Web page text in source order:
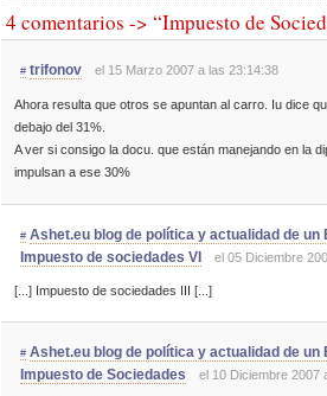
4 comentarios -> “Impuesto de
# trifonov el 15 Marzo 2007 a las 23:14:38
Ahora resulta que otros se apuntan al carro. Iu dice
debajo del 31%.
A ver si consigo la docu. que están manejando en la
impulsan a ese 30%
# Ashet.eu blog de política y actualidad de un
Impuesto de sociedades VI
el 05 Diciembre
[...] Impuesto de sociedades III [...]
# Ashet.eu blog de política y actualidad de un
Impuesto de Sociedades
el 10 Diciembre 2007